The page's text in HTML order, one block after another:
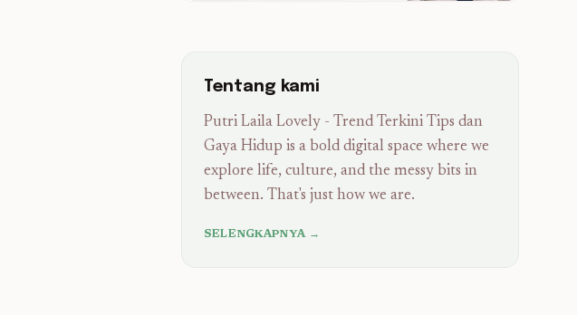
Tentang kami
Putri Laila Lovely - Trend Terkini Tips dan
Gaya Hidup is a bold digital space where we
explore life, culture, and the messy bits in
between. That's just how we are.
SELENGKAPNYA →